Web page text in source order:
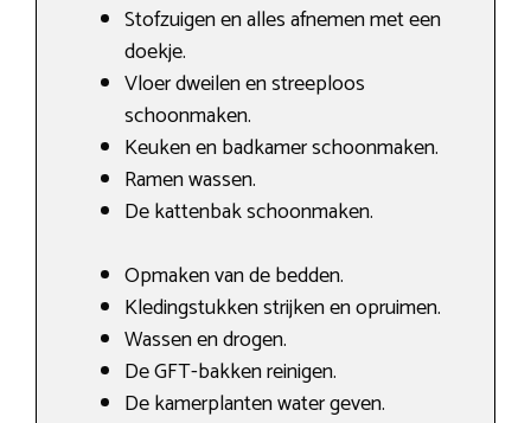
Stofzuigen en alles afnemen met een
doekje.
Vloer dweilen en streeploos
schoonmaken.
Keuken en badkamer schoonmaken.
Ramen wassen.
De kattenbak schoonmaken.
Opmaken van de bedden.
Kledingstukken strijken en opruimen.
Wassen en drogen.
De GFT-bakken reinigen.
De kamerplanten water geven.